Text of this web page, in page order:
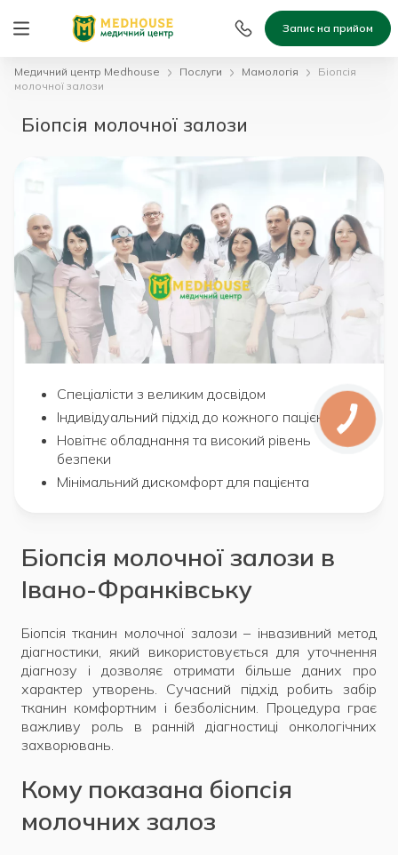
Запис на прийом
Медичний центр Medhouse Послуги Мамологія
Біопсія
молочної залози
Біопсія молочної залози
Спеціалісти з великим досвідом
Індивідуальний підхід до кожного пацієнта
Новітнє обладнання та високий рівень
безпеки
Мінімальний дискомфорт для пацієнта
Біопсія молочної залози в
Івано-Франківську
Біопсія тканин молочної залози – інвазивний метод
діагностики, який використовується для уточнення
діагнозу і дозволяє отримати більше даних про
характер утворень. Сучасний підхід робить забір
тканин комфортним і безболісним. Процедура грає
важливу роль в ранній діагностиці онкологічних
захворювань.
Кому показана біопсія
молочних залоз